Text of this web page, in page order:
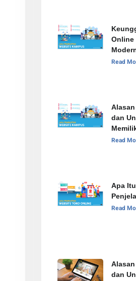
Online
Read
dan
Read
Apa
Read
dan